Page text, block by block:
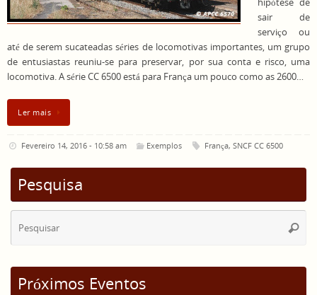
hipótese de
sair de
serviço ou
até de serem sucateadas séries de locomotivas importantes, um grupo
de entusiastas reuniu-se para preservar, por sua conta e risco, uma
locomotiva. A série CC 6500 está para França um pouco como as 2600…
Ler mais
Fevereiro 14, 2016 - 10:58 am Exemplos França, SNCF CC 6500
Pesquisa
Próximos Eventos